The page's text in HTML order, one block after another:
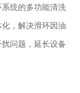
统的多功能清洗
，解决滑环因油
问题，延长设备